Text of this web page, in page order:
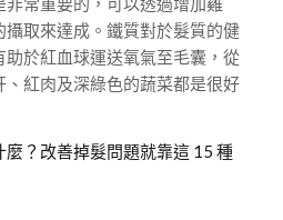
取來達成。鐵質對於髮質的健
於紅血球運送氧氣至毛囊，從
紅肉及深綠色的蔬菜都是很好
麼？改善掉髮問題就靠這 15 種